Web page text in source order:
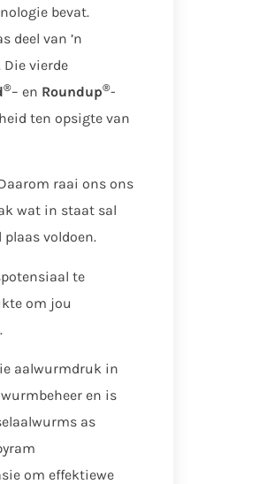
bevat.
deel van ’n
vierde
®– en Roundup®-
ten opsigte van
raai ons ons
wat in staat sal
voldoen.
te
om jou
aalwurmdruk in
en is
as
om effektiewe